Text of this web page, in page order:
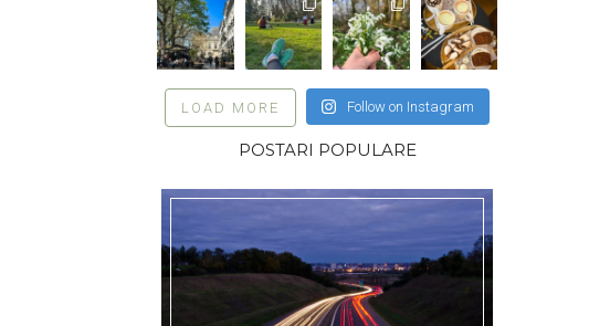
LOAD MORE Follow on Instagram
POSTARI POPULARE